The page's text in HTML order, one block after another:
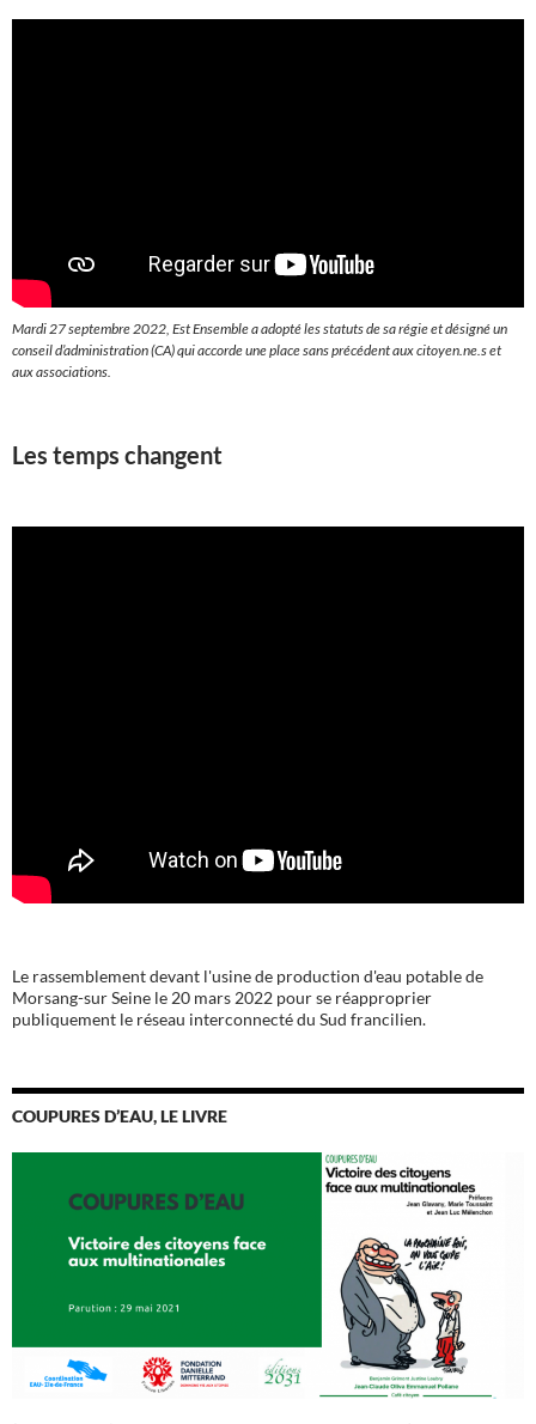
Mardi 27 septembre 2022, Est Ensemble a adopté les statuts de sa régie et désigné un
conseil d’administration (CA) qui accorde une place sans précédent aux citoyen.ne.s et
aux associations.
Les temps changent
Le rassemblement devant l'usine de production d'eau potable de
Morsang-sur Seine le 20 mars 2022 pour se réapproprier
publiquement le réseau interconnecté du Sud francilien.
COUPURES D’EAU, LE LIVRE